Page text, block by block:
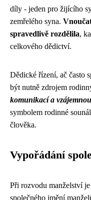
díly - jeden pro žijícího
zemřelého syna.
spravedlivě rozdělila,
celkového dědictví.
Dědické řízení, ač často
být nutně zdrojem
komunikací a
symbolem rodinné
člověka.
Vypořádání
Při rozvodu manželství
společného jmění